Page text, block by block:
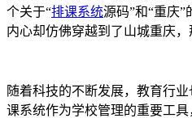
个关于“排课系统源码”和“重庆
内心却仿佛穿越到了山城重庆，
随着科技的不断发展，教育行
课系统作为学校管理的重要工